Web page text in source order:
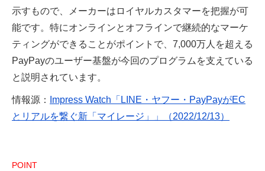
示すもので、メーカーはロイヤルカスタマーを把握が可
能です。特にオンラインとオフラインで継続的なマーケ
ティングができることがポイントで、7,000万人を超える
PayPayのユーザー基盤が今回のプログラムを支えている
と説明されています。
情報源：
Impress Watch「LINE・ヤフー・PayPayがEC
とリアルを繋ぐ新「マイレージ」」（2022/12/13）
POINT